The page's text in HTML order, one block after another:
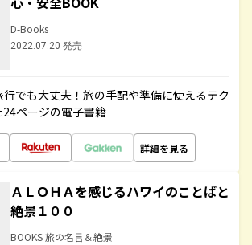
D-Books
2022.07.20 発売
でも大丈夫！旅の手配や準備に使えるテク
ページの電子書籍
詳細を見る
ＡＬＯＨＡを感じるハワイのことばと
絶景１００
BOOKS 旅の名言＆絶景